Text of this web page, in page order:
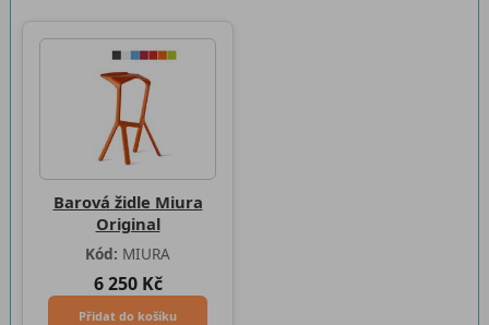
Barová židle Miura
Original
Kód: MIURA
6 250 Kč
Přidat do košíku